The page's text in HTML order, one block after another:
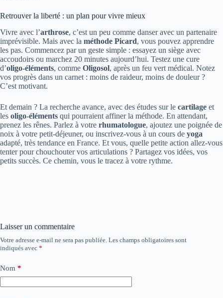
Retrouver la liberté : un plan pour vivre mieux
Vivre avec l’arthrose, c’est un peu comme danser avec un partenaire
imprévisible. Mais avec la méthode Picard, vous pouvez apprendre
les pas. Commencez par un geste simple : essayez un siège avec
accoudoirs ou marchez 20 minutes aujourd’hui. Testez une cure
d’oligo-éléments, comme Oligosol, après un feu vert médical. Notez
vos progrès dans un carnet : moins de raideur, moins de douleur ?
C’est motivant.
Et demain ? La recherche avance, avec des études sur le cartilage et
les oligo-éléments qui pourraient affiner la méthode. En attendant,
prenez les rênes. Parlez à votre rhumatologue, ajoutez une poignée de
noix à votre petit-déjeuner, ou inscrivez-vous à un cours de yoga
adapté, très tendance en France. Et vous, quelle petite action allez-vous
tenter pour chouchouter vos articulations ? Partagez vos idées, vos
petits succès. Ce chemin, vous le tracez à votre rythme.
Laisser un commentaire
Votre adresse e-mail ne sera pas publiée. Les champs obligatoires sont
indiqués avec *
Nom *